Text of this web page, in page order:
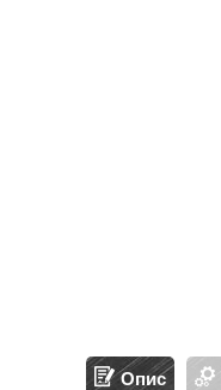
Опис